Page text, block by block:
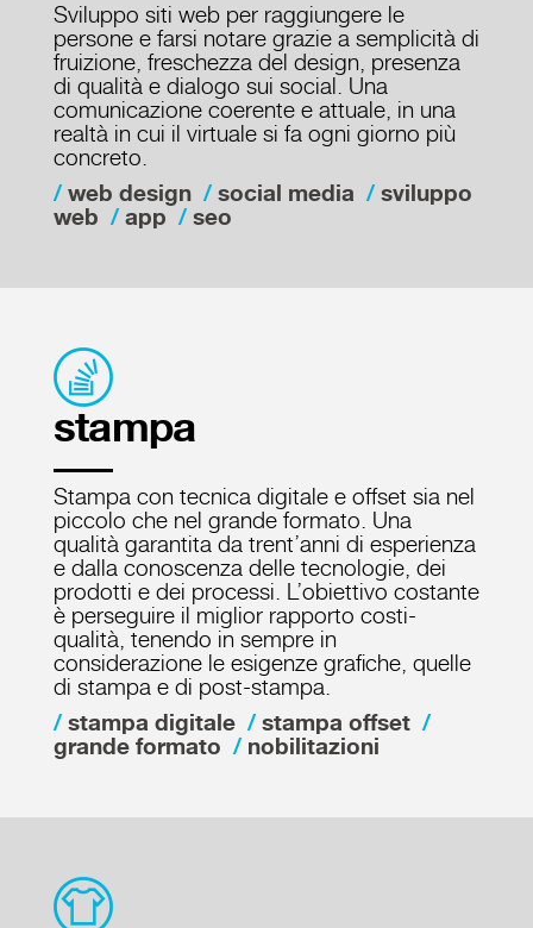
Sviluppo siti web per raggiungere le
persone e farsi notare grazie a semplicità di
fruizione, freschezza del design, presenza
di qualità e dialogo sui social. Una
comunicazione coerente e attuale, in una
realtà in cui il virtuale si fa ogni giorno più
concreto.
web design
social media
sviluppo
web
app seo
stampa
Stampa con tecnica digitale e offset sia nel
piccolo che nel grande formato. Una
qualità garantita da trent’anni di esperienza
e dalla conoscenza delle tecnologie, dei
prodotti e dei processi. L’obiettivo costante
è perseguire il miglior rapporto costi-
qualità, tenendo in sempre in
considerazione le esigenze grafiche, quelle
di stampa e di post-stampa.
stampa digitale
stampa offset
grande formato
nobilitazioni